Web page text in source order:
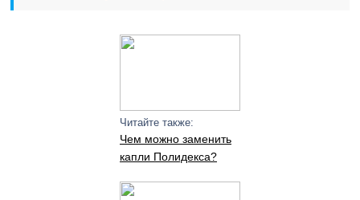
Читайте также:
Чем можно заменить
капли Полидекса?